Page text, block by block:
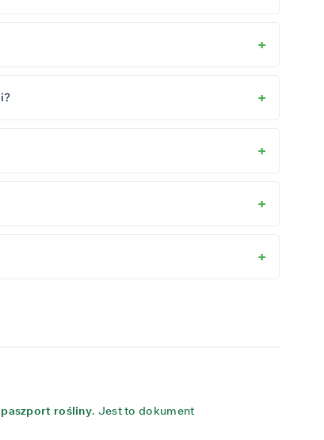
paszport rośliny. Jest to dokument